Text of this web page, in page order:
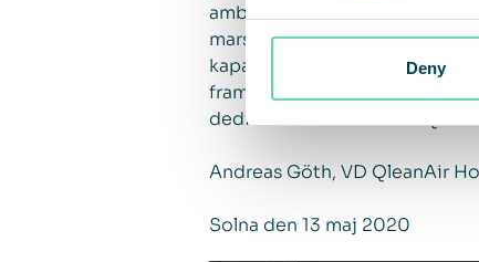
Deny
ambitioner. I mars 2020
mars 2019. Det har varit en
kapacitet att leva upp till de
framtiden på lång sikt. Jag vill
dedikerade att utveckla
Andreas Göth, VD QleanAir
Solna den 13 maj 2020